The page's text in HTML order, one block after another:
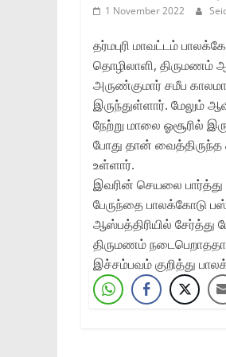
1 November 2022
தர்மபுரி மாவட்டம்
தொழிலாளி,
அருண்குமார் சமீப
இருந்துள்ளார். மேலும்
நேற்று மாலை ஓசூரில்
போது தான்
உள்ளார்.
இவரின் செயலை
பேருந்தை பாலக்கோடு
ஆஸ்பத்திரியில் சேர்த்து
திருமணம்
இச்சம்பவம் குறித்து